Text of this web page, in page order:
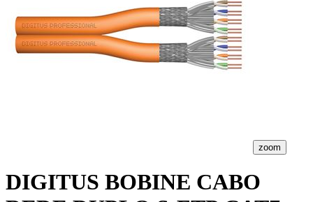
zoom
DIGITUS BOBINE CABO